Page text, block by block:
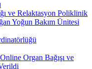
ve Relaktasyon Poliklinik
Yoğun Bakım Ünitesi
Organ Bağışı ve